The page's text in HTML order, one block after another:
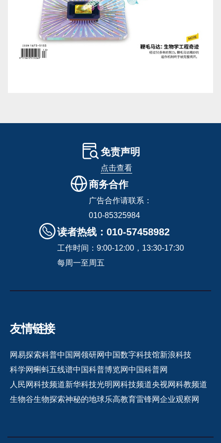
免责声明
点击查看
商务合作
广告合作请联系：
010-85325984
读者热线：010-57458982
工作时间：9:00-12:00，13:30-17:30
每周一至周五
友情链接
网易探索科普中国网领研网中国数字科技馆新浪科技
科学网蝌蚪五线谱中国科普博览网中国科普网
人民网科技频道新华科技光明网科技频道央视网科教频道
生物谷生物探索神秘的地球乐高教育雷锋网企业观察网